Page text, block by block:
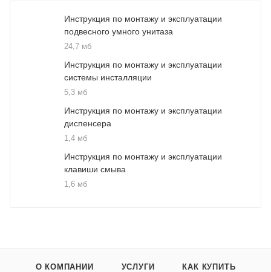
Инструкция по монтажу и эксплуатации
подвесного умного унитаза
24,7 мб
Инструкция по монтажу и эксплуатации
системы инсталляции
5,3 мб
Инструкция по монтажу и эксплуатации
диспенсера
1,4 мб
Инструкция по монтажу и эксплуатации
клавиши смыва
1,6 мб
О КОМПАНИИ УСЛУГИ КАК КУПИТЬ